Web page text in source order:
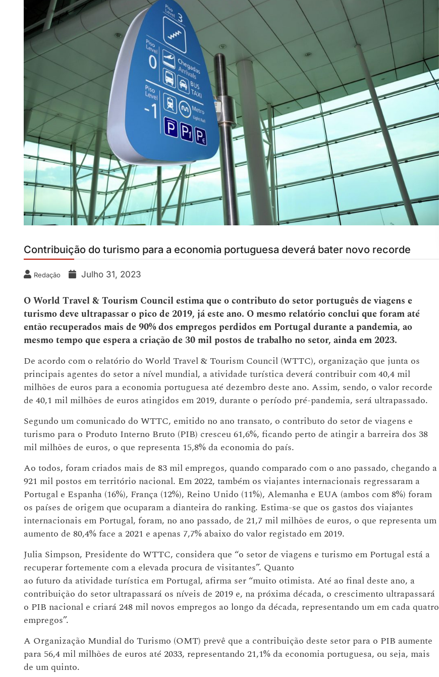
Contribuição do turismo para a economia portuguesa deverá bater novo recorde
Redação Julho 31, 2023
O World Travel & Tourism Council estima que o contributo do setor português de viagens e
turismo deve ultrapassar o pico de 2019, já este ano. O mesmo relatório conclui que foram até
então recuperados mais de 90% dos empregos perdidos em Portugal durante a pandemia, ao
mesmo tempo que espera a criação de 30 mil postos de trabalho no setor, ainda em 2023.
De acordo com o relatório do World Travel & Tourism Council (WTTC), organização que junta os
principais agentes do setor a nível mundial, a atividade turística deverá contribuir com 40,4 mil
milhões de euros para a economia portuguesa até dezembro deste ano. Assim, sendo, o valor recorde
de 40,1 mil milhões de euros atingidos em 2019, durante o período pré-pandemia, será ultrapassado.
Segundo um comunicado do WTTC, emitido no ano transato, o contributo do setor de viagens e
turismo para o Produto Interno Bruto (PIB) cresceu 61,6%, ficando perto de atingir a barreira dos 38
mil milhões de euros, o que representa 15,8% da economia do país.
Ao todos, foram criados mais de 83 mil empregos, quando comparado com o ano passado, chegando a
921 mil postos em território nacional. Em 2022, também os viajantes internacionais regressaram a
Portugal e Espanha (16%), França (12%), Reino Unido (11%), Alemanha e EUA (ambos com 8%) foram
os países de origem que ocuparam a dianteira do ranking. Estima-se que os gastos dos viajantes
internacionais em Portugal, foram, no ano passado, de 21,7 mil milhões de euros, o que representa um
aumento de 80,4% face a 2021 e apenas 7,7% abaixo do valor registado em 2019.
Julia Simpson, Presidente do WTTC, considera que “o setor de viagens e turismo em Portugal está a
recuperar fortemente com a elevada procura de visitantes”. Quanto
ao futuro da atividade turística em Portugal, afirma ser “muito otimista. Até ao final deste ano, a
contribuição do setor ultrapassará os níveis de 2019 e, na próxima década, o crescimento ultrapassará
o PIB nacional e criará 248 mil novos empregos ao longo da década, representando um em cada quatro
empregos”.
A Organização Mundial do Turismo (OMT) prevê que a contribuição deste setor para o PIB aumente
para 56,4 mil milhões de euros até 2033, representando 21,1% da economia portuguesa, ou seja, mais
de um quinto.